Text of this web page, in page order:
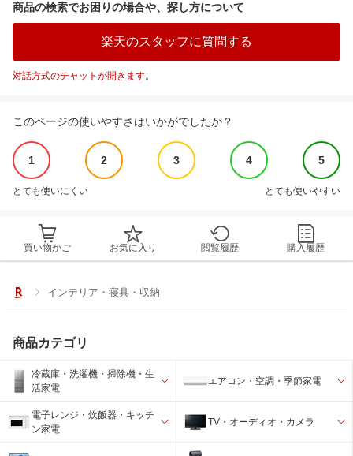
商品の検索でお困りの場合や、探し方について
楽天のスタッフに質問する
対話方式のチャットが開きます。
このページの使いやすさはいかがでしたか？
1 2 3 4 5
とても使いにくい とても使いやすい
買い物かご お気に入り 閲覧履歴 購入履歴
インテリア・寝具・収納
商品カテゴリ
冷蔵庫・洗濯機・掃除機・生
活家電
エアコン・空調・季節家電
電子レンジ・炊飯器・キッチ
ン家電
TV・オーディオ・カメラ